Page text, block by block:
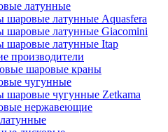
латунные
шаровые латунные Aquasfera
шаровые латунные Giacomini
шаровые латунные Itap
производители
шаровые краны
чугунные
шаровые чугунные Zetkama
нержавеющие